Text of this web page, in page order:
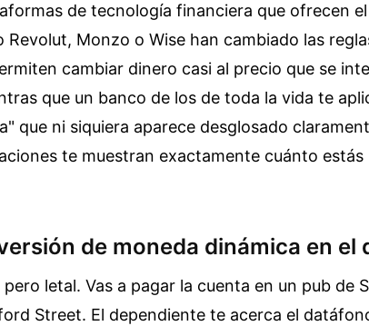
de tecnología financiera que ofrecen
Revolut, Monzo o Wise han cambiado las
cambiar dinero casi al precio que se
que un banco de los de toda la vida te
que ni siquiera aparece desglosado
te muestran exactamente cuánto estás
de moneda dinámica en el
letal. Vas a pagar la cuenta en un pub de
Street. El dependiente te acerca el